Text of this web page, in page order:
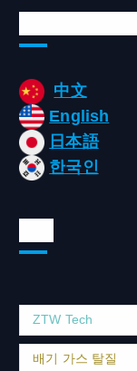
中文
English
日本語
한국인
ZTW Tech
배기 가스 탈질